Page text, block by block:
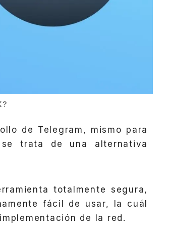
de Telegram, mismo para
trata de una alternativa
totalmente segura,
fácil de usar, la cuál
de la red.